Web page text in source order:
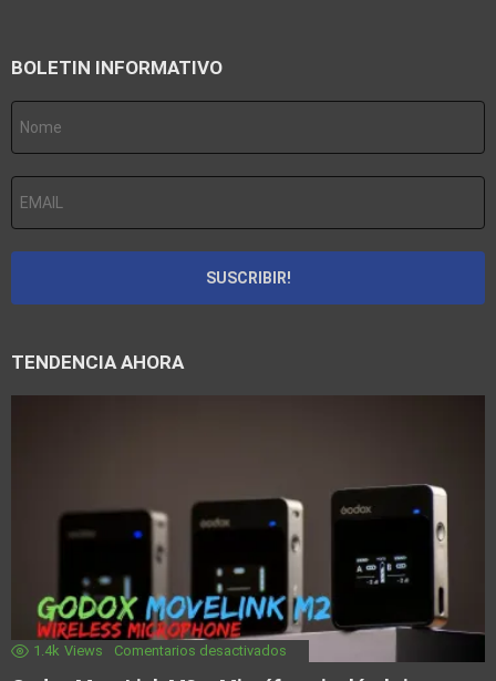
BOLETIN INFORMATIVO
TENDENCIA AHORA
1.4k Views Comentarios desactivados